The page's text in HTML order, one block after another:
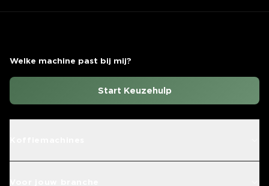
Welke machine past bij mij?
Start Keuzehulp